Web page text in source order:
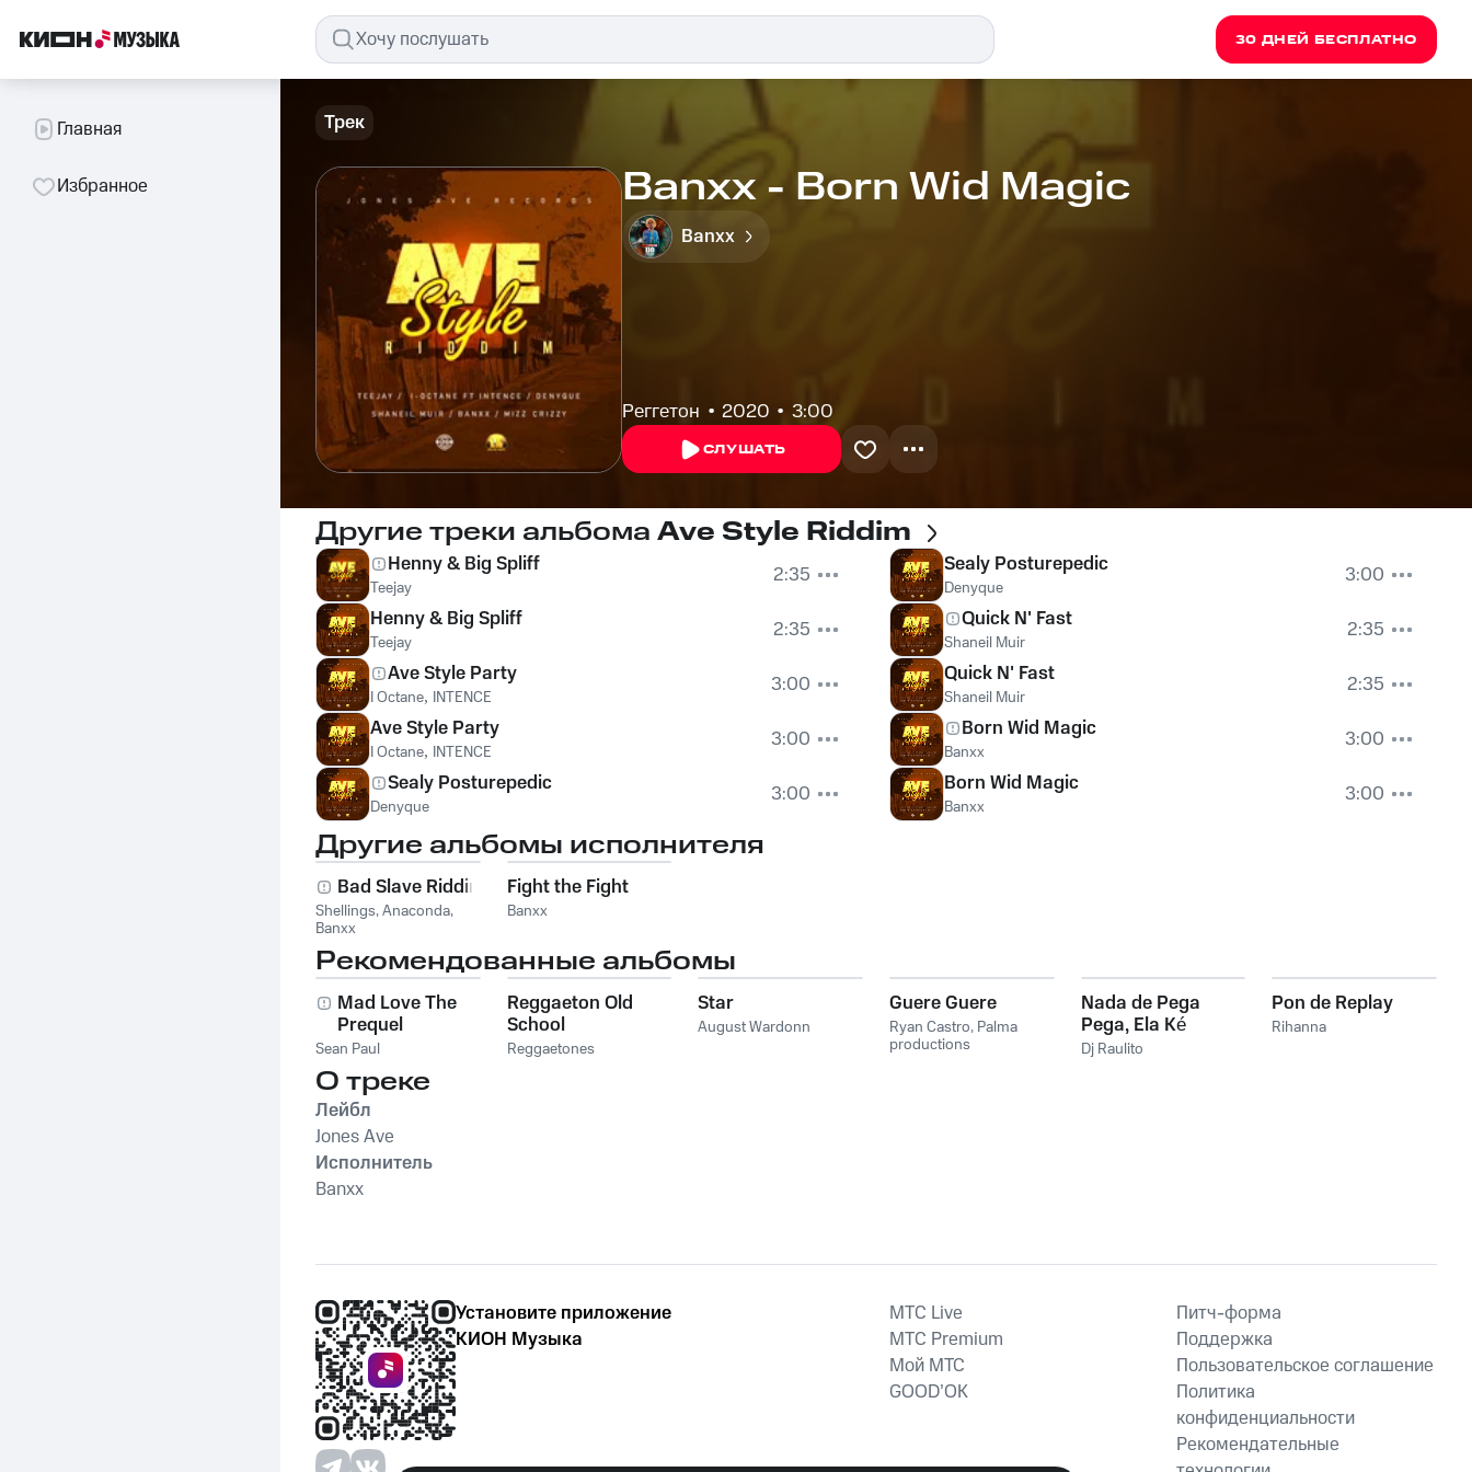
30 ДНЕЙ БЕСПЛАТНО
Главная
Избранное
Трек
Banxx - Born Wid Magic
Banxx
Реггетон 2020 3:00
СЛУШАТЬ
Другие треки альбома Ave Style Riddim
Henny & Big Spliff
Teejay
2:35
Henny & Big Spliff
Teejay
2:35
Ave Style Party
I Octane, INTENCE
3:00
Ave Style Party
I Octane, INTENCE
3:00
Sealy Posturepedic
Denyque 3:00
Sealy Posturepedic
Denyque
3:00
Quick N' Fast
Shaneil Muir
2:35
Quick N' Fast
Shaneil Muir
2:35
Born Wid Magic
Banxx
3:00
Born Wid Magic
Banxx 3:00
Другие альбомы исполнителя
Bad Slave Riddim
Shellings,Anaconda,
Banxx
Fight the Fight
Banxx
Рекомендованные альбомы
Mad Love The
Prequel
Sean Paul
Reggaeton Old
School
Reggaetones
Star
August Wardonn
Guere Guere
Ryan Castro, Palma
productions
Nada de Pega
Pega, Ela Ké
Cavucadinha
Dj Raulito
Pon de Replay
Rihanna
О треке
Лейбл
Jones Ave
Исполнитель
Banxx
Установите приложение
КИОН Музыка
MTС Live
MTС Premium
Мой МТС
GOOD’OK
Питч-форма
Поддержка
Пользовательское соглашение
Политика
конфиденциальности
Рекомендательные